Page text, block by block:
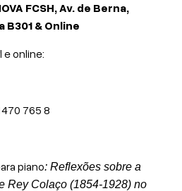
FCSH, Av. de Berna,
B301 & Online
online:
765 8
piano: Reflexões sobre a
Rey Colaço (1854-1928) no